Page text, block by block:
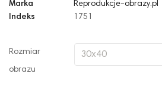
Marka
Reprodukcje-obrazy.pl
Indeks
1751
Rozmiar
obrazu